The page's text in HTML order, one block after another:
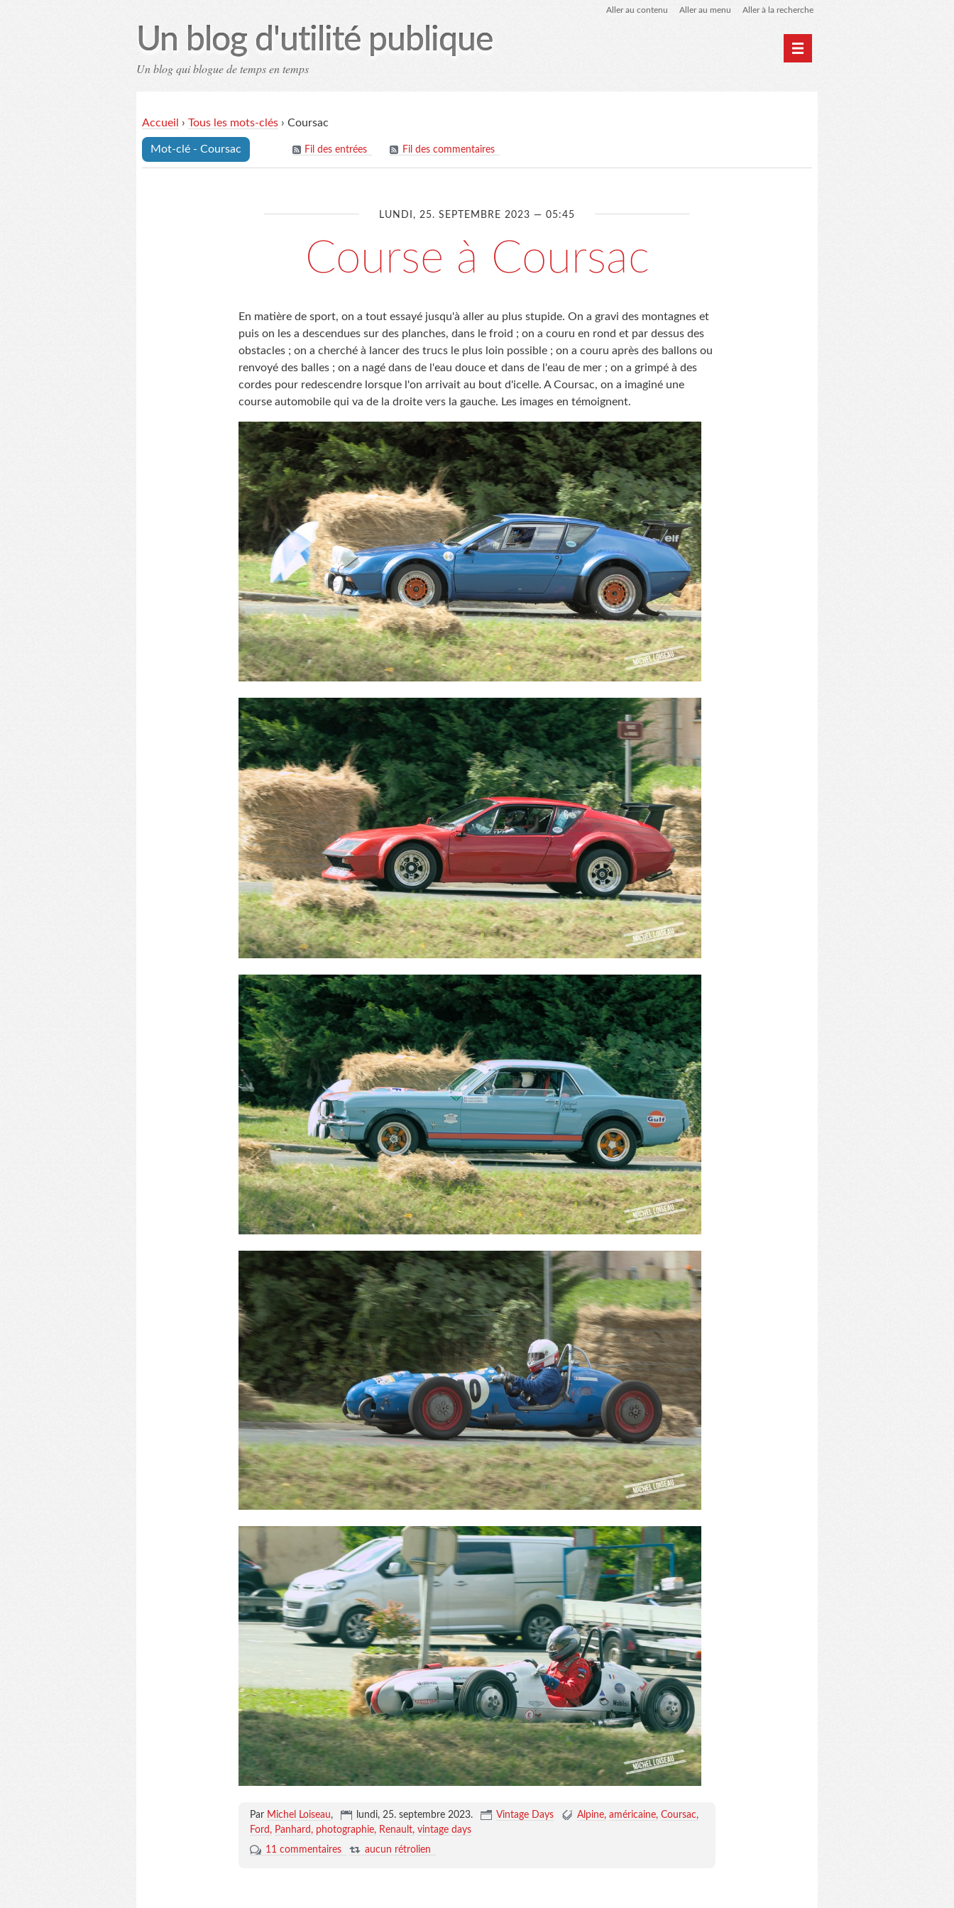
Aller au contenu Aller au menu Aller à la recherche
Un blog d'utilité publique
Un blog qui blogue de temps en temps
Accueil
› Tous les mots-clés › Coursac
Mot-clé - Coursac Fil des entrées Fil des commentaires
LUNDI, 25. SEPTEMBRE 2023 — 05:45
Course à Coursac
En matière de sport, on a tout essayé jusqu'à aller au plus stupide. On a gravi des montagnes et
puis on les a descendues sur des planches, dans le froid ; on a couru en rond et par dessus des
obstacles ; on a cherché à lancer des trucs le plus loin possible ; on a couru après des ballons ou
renvoyé des balles ; on a nagé dans de l'eau douce et dans de l'eau de mer ; on a grimpé à des
cordes pour redescendre lorsque l'on arrivait au bout d'icelle. A Coursac, on a imaginé une
course automobile qui va de la droite vers la gauche. Les images en témoignent.
Par Michel Loiseau, lundi, 25. septembre 2023. Vintage Days Alpine américaine Coursac
Ford
Panhard photographie Renault vintage days
11 commentaires
aucun rétrolien